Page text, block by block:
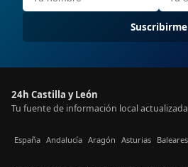
Suscribirme
24h Castilla y León
Tu fuente de información local
España Andalucía Aragón Asturias Baleares